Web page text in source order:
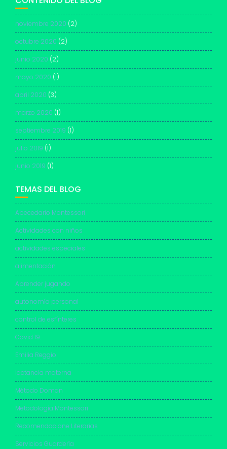
noviembre 2020 (2)
octubre 2020 (2)
junio 2020 (2)
mayo 2020 (1)
abril 2020 (3)
marzo 2020 (1)
septiembre 2019 (1)
julio 2019 (1)
junio 2019 (1)
TEMAS DEL BLOG
Abecedario Montessori
Actividades con niños
actividades especiales
alimentación
Aprender jugando
autonomía personal
control de esfínteres
Covid 19.
Emilia Reggio
lactancia materna
Método Doman
Metodología Montessori
Recomendacione Literarias
Servicios Guardería